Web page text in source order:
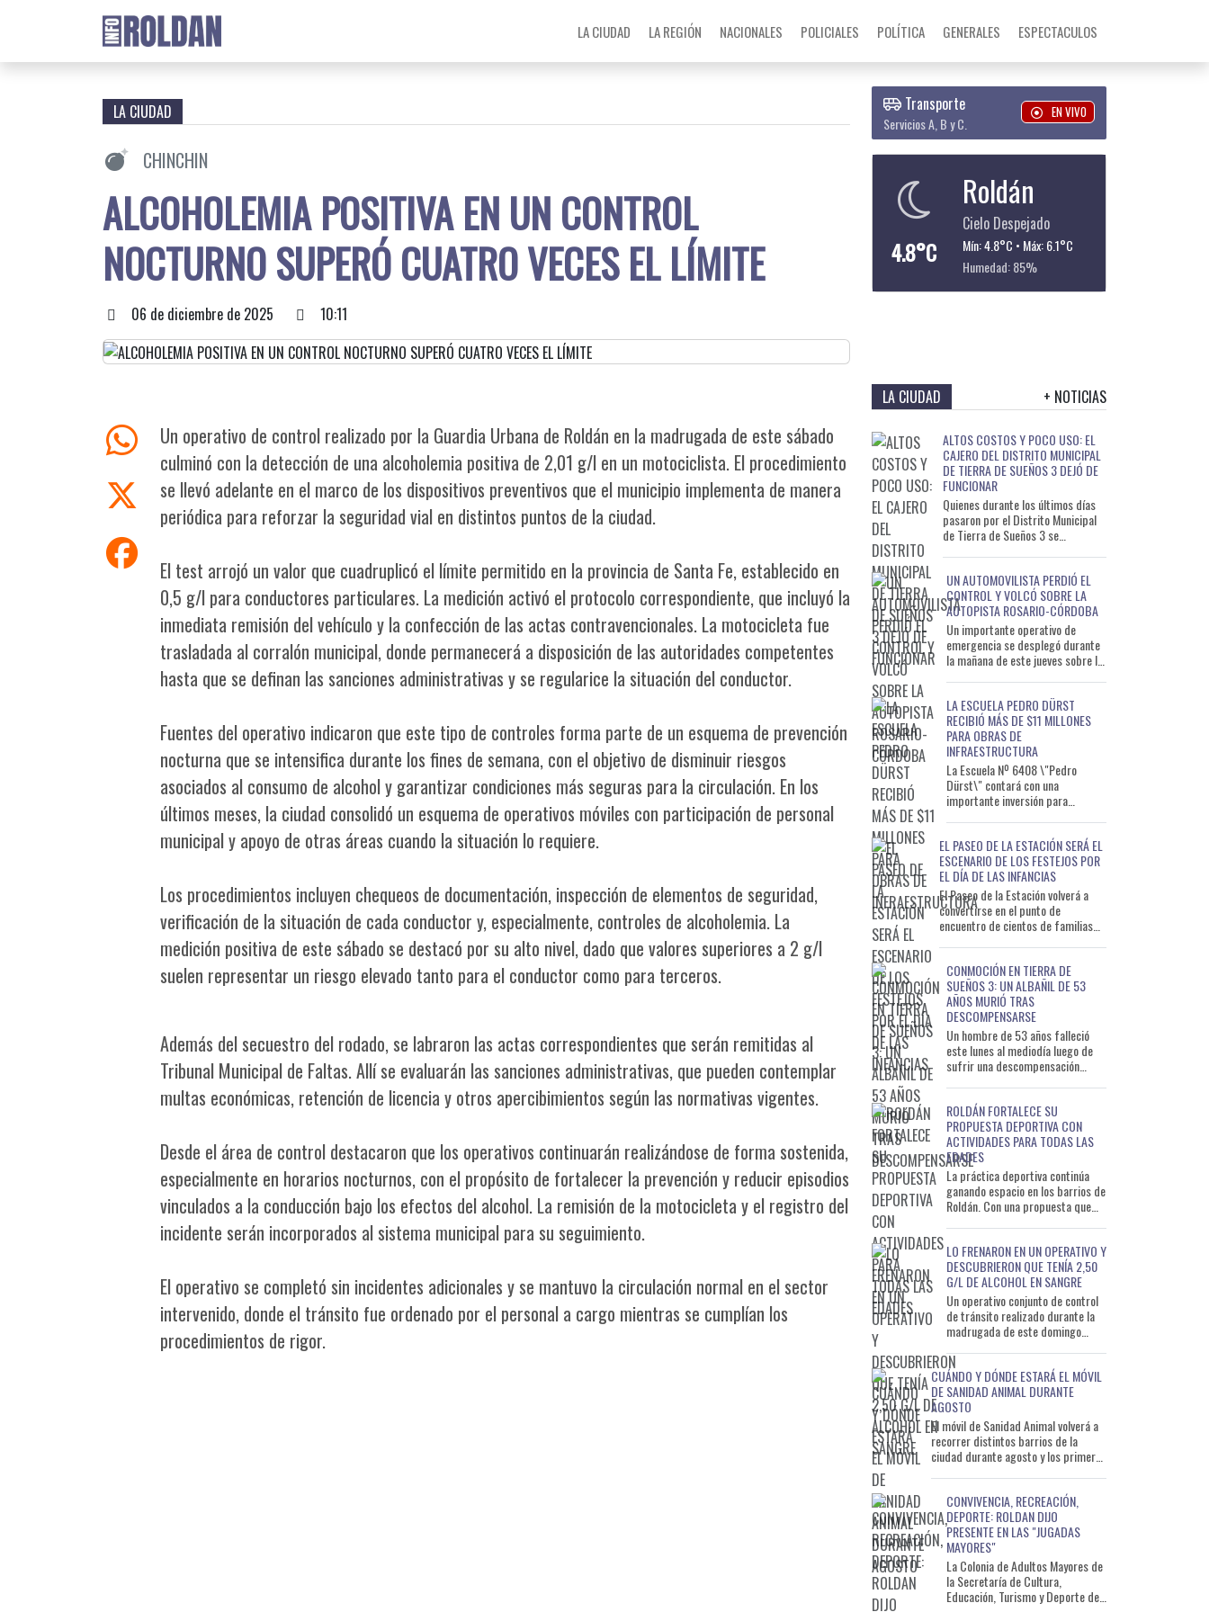
LA CIUDAD LA REGIÓN NACIONALES POLICIALES POLÍTICA GENERALES ESPECTACULOS
LA CIUDAD
CHINCHIN
ALCOHOLEMIA POSITIVA EN UN CONTROL
NOCTURNO SUPERÓ CUATRO VECES EL LÍMITE
06 de diciembre de 2025 10:11
Un operativo de control realizado por la Guardia Urbana de Roldán en la madrugada de este sábado
culminó con la detección de una alcoholemia positiva de 2,01 g/l en un motociclista. El procedimiento
se llevó adelante en el marco de los dispositivos preventivos que el municipio implementa de manera
periódica para reforzar la seguridad vial en distintos puntos de la ciudad.
El test arrojó un valor que cuadruplicó el límite permitido en la provincia de Santa Fe, establecido en
0,5 g/l para conductores particulares. La medición activó el protocolo correspondiente, que incluyó la
inmediata remisión del vehículo y la confección de las actas contravencionales. La motocicleta fue
trasladada al corralón municipal, donde permanecerá a disposición de las autoridades competentes
hasta que se definan las sanciones administrativas y se regularice la situación del conductor.
Fuentes del operativo indicaron que este tipo de controles forma parte de un esquema de prevención
nocturna que se intensifica durante los fines de semana, con el objetivo de disminuir riesgos
asociados al consumo de alcohol y garantizar condiciones más seguras para la circulación. En los
últimos meses, la ciudad consolidó un esquema de operativos móviles con participación de personal
municipal y apoyo de otras áreas cuando la situación lo requiere.
Los procedimientos incluyen chequeos de documentación, inspección de elementos de seguridad,
verificación de la situación de cada conductor y, especialmente, controles de alcoholemia. La
medición positiva de este sábado se destacó por su alto nivel, dado que valores superiores a 2 g/l
suelen representar un riesgo elevado tanto para el conductor como para terceros.
Además del secuestro del rodado, se labraron las actas correspondientes que serán remitidas al
Tribunal Municipal de Faltas. Allí se evaluarán las sanciones administrativas, que pueden contemplar
multas económicas, retención de licencia y otros apercibimientos según las normativas vigentes.
Desde el área de control destacaron que los operativos continuarán realizándose de forma sostenida,
especialmente en horarios nocturnos, con el propósito de fortalecer la prevención y reducir episodios
vinculados a la conducción bajo los efectos del alcohol. La remisión de la motocicleta y el registro del
incidente serán incorporados al sistema municipal para su seguimiento.
El operativo se completó sin incidentes adicionales y se mantuvo la circulación normal en el sector
intervenido, donde el tránsito fue ordenado por el personal a cargo mientras se cumplían los
procedimientos de rigor.
Transporte
Servicios A, B y C.
EN VIVO
4.8°C
Roldán
Cielo Despejado
Mín: 4.8°C • Máx: 6.1°C
Humedad: 85%
LA CIUDAD + NOTICIAS
ALTOS COSTOS Y POCO USO: EL
CAJERO DEL DISTRITO MUNICIPAL
DE TIERRA DE SUEÑOS 3 DEJÓ DE
FUNCIONAR
Quienes durante los últimos días
pasaron por el Distrito Municipal
de Tierra de Sueños 3 se
UN AUTOMOVILISTA PERDIÓ EL
CONTROL Y VOLCÓ SOBRE LA
AUTOPISTA ROSARIO-CÓRDOBA
Un importante operativo de
emergencia se desplegó durante
la mañana de este jueves sobre la
LA ESCUELA PEDRO DÜRST
RECIBIÓ MÁS DE $11 MILLONES
PARA OBRAS DE
INFRAESTRUCTURA
La Escuela Nº 6408 \"Pedro
Dürst\" contará con una
importante inversión para
s
EL PASEO DE LA ESTACIÓN SERÁ EL
ESCENARIO DE LOS FESTEJOS POR
EL DÍA DE LAS INFANCIAS
El Paseo de la Estación volverá a
convertirse en el punto de
encuentro de cientos de familias
CONMOCIÓN EN TIERRA DE
SUEÑOS 3: UN ALBAÑIL DE 53
AÑOS MURIÓ TRAS
DESCOMPENSARSE
Un hombre de 53 años falleció
este lunes al mediodía luego de
sufrir una descompensación
ROLDÁN FORTALECE SU
PROPUESTA DEPORTIVA CON
ACTIVIDADES PARA TODAS LAS
EDADES
La práctica deportiva continúa
ganando espacio en los barrios de
Roldán. Con una propuesta que
LO FRENARON EN UN OPERATIVO Y
DESCUBRIERON QUE TENÍA 2,50
G/L DE ALCOHOL EN SANGRE
Un operativo conjunto de control
de tránsito realizado durante la
madrugada de este domingo
que circulaba con un ni
CUÁNDO Y DÓNDE ESTARÁ EL MÓVIL
DE SANIDAD ANIMAL DURANTE
AGOSTO
El móvil de Sanidad Animal volverá a
recorrer distintos barrios de la
ciudad durante agosto y los primeros
CONVIVENCIA, RECREACIÓN,
DEPORTE: ROLDAN DIJO
PRESENTE EN LAS "JUGADAS
MAYORES"
La Colonia de Adultos Mayores de
la Secretaría de Cultura,
Educación, Turismo y Deporte de